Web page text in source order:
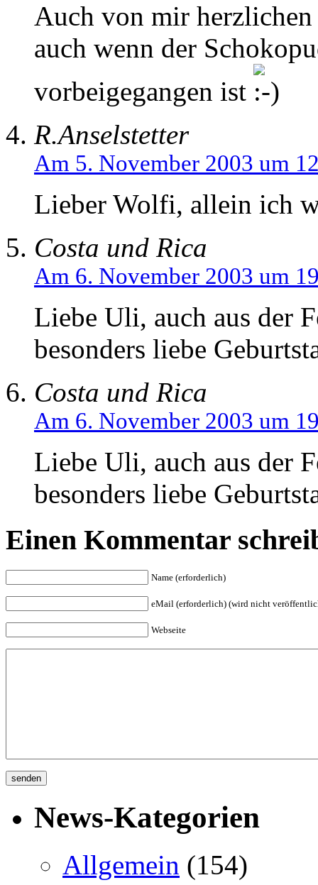
Auch von mir
auch wenn der
vorbeigegangen ist
R.Anselstetter
Am 5. November 2003 um
Lieber Wolfi, allein ich
Costa und Rica
Am 6. November 2003 um
Liebe Uli, auch aus der
besonders liebe
Costa und Rica
Am 6. November 2003 um
Liebe Uli, auch aus der
besonders liebe
Einen Kommentar
Name (erforderlich)
eMail (erforderlich) (wird nicht
Webseite
News-Kategorien
Allgemein (154)